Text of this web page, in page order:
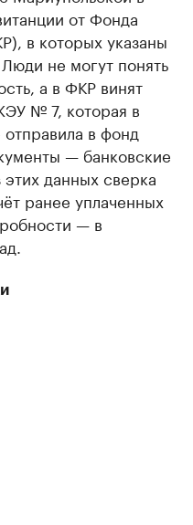
от Фонда
в которых указаны
не могут понять
а в ФКР винят
№ 7, которая в
в фонд
— банковские
данных сверка
ранее уплаченных
— в